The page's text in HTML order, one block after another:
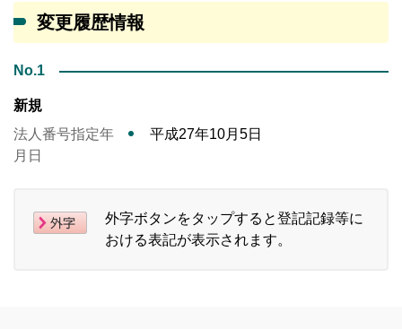
変更履歴情報
No.1
新規
法人番号指定年
月日
平成27年10月5日
外字ボタンをタップすると登記記録等に
おける表記が表示されます。